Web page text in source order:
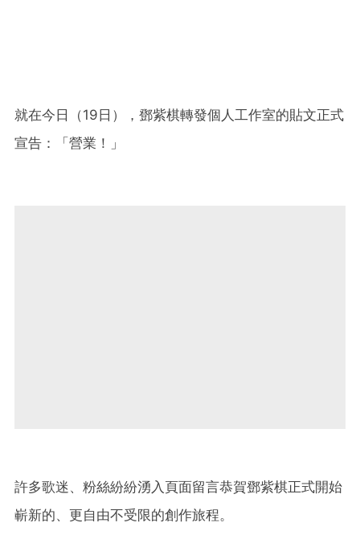
就在今日（19日），鄧紫棋轉發個人工作室的貼文正式
宣告：「營業！」
許多歌迷、粉絲紛紛湧入頁面留言恭賀鄧紫棋正式開始
嶄新的、更自由不受限的創作旅程。